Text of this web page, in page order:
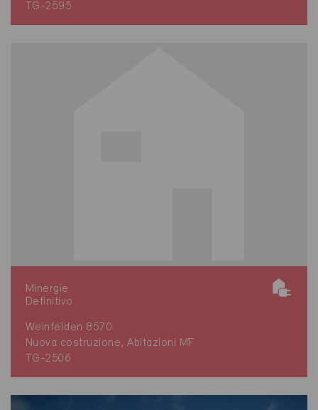
TG-2595
Minergie
Definitivo
Weinfelden 8570
Nuova costruzione, Abitazioni MF
TG-2506